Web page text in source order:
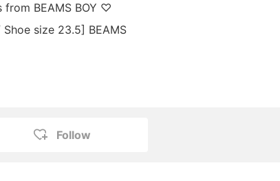
BEAMS BOY ♡
size 23.5] BEAMS
Follow